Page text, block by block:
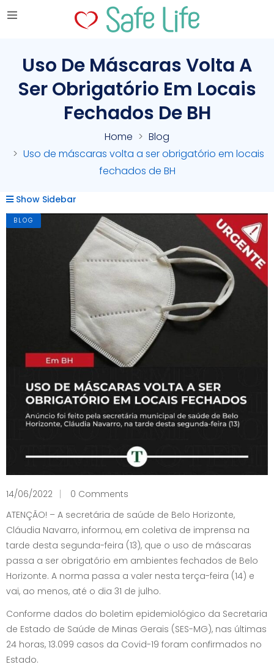
Uso De Máscaras Volta A
Ser Obrigatório Em Locais
Fechados De BH
Home
Blog
Uso de máscaras volta a ser obrigatório em locais
fechados de BH
Show Sidebar
BLOG
14/06/2022
0 Comments
ATENÇÃO! – A secretária de saúde de Belo Horizonte,
Cláudia Navarro, informou, em coletiva de imprensa na
tarde desta segunda-feira (13), que o uso de máscaras
passa a ser obrigatório em ambientes fechados de Belo
Horizonte. A norma passa a valer nesta terça-feira (14) e
vai, ao menos, até o dia 31 de julho.
Conforme dados do boletim epidemiológico da Secretaria
de Estado de Saúde de Minas Gerais (SES-MG), nas últimas
24 horas, 13.099 casos da Covid-19 foram confirmados no
Estado.